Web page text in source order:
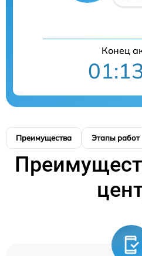
Конец
Преимущества Этапы работ